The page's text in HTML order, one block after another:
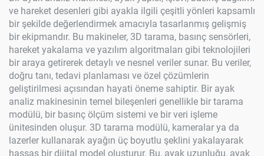
ve hareket desenleri gibi ayakla ilgili çeşitli yönleri kapsamlı
bir şekilde değerlendirmek amacıyla tasarlanmış gelişmiş
bir ekipmandır. Bu makineler, 3D tarama, basınç sensörleri,
hareket yakalama ve yazılım algoritmaları gibi teknolojileri
bir araya getirerek detaylı ve nesnel veriler sunar. Bu veriler,
doğru tanı, tedavi planlaması ve özel çözümlerin
geliştirilmesi açısından hayati öneme sahiptir. Bir ayak
analiz makinesinin temel bileşenleri genellikle bir tarama
modülü, bir basınç ölçüm sistemi ve bir veri işleme
ünitesinden oluşur. 3D tarama modülü, kameralar ya da
lazerler kullanarak ayağın üç boyutlu şeklini yakalayarak
hassas bir dijital model oluşturur. Bu, ayak uzunluğu, ayak